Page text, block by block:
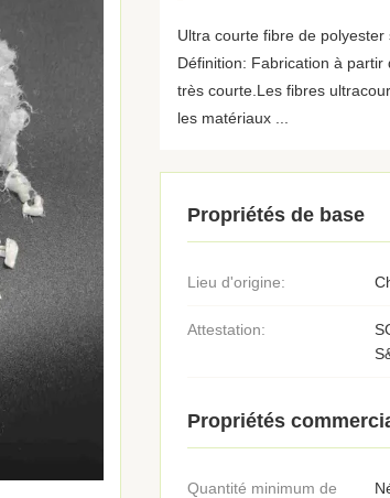
Ultra courte fibre de
Définition: Fabrication à
très courte.Les fibres
les matériaux ...
Propriétés de base
Lieu d'origine:
Attestation:
Propriétés
Quantité minimum de